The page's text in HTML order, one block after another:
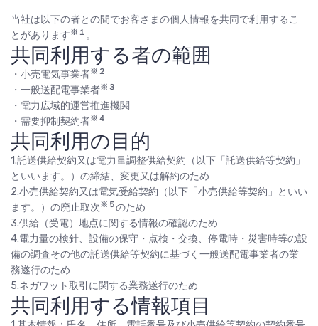
当社は以下の者との間でお客さまの個人情報を共同で利用するこ
とがあります※１ 。
共同利用する者の範囲
・小売電気事業者※２
・一般送配電事業者※３
・電力広域的運営推進機関
・需要抑制契約者※４
共同利用の目的
1.託送供給契約又は電力量調整供給契約（以下「託送供給等契約」
といいます。）の締結、変更又は解約のため
2.小売供給契約又は電気受給契約（以下「小売供給等契約」といい
ます。）の廃止取次※５のため
3.供給（受電）地点に関する情報の確認のため
4.電力量の検針、設備の保守・点検・交換、停電時・災害時等の設
備の調査その他の託送供給等契約に基づく一般送配電事業者の業
務遂行のため
5.ネガワット取引に関する業務遂行のため
共同利用する情報項目